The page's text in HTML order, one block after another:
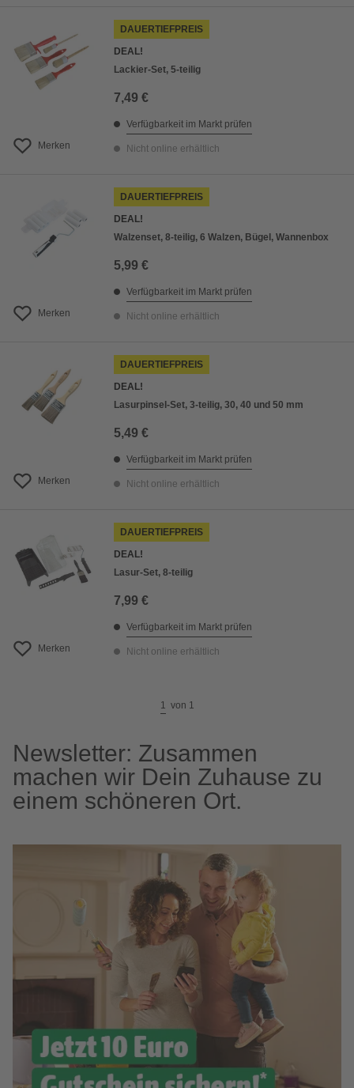
Merken
DAUERTIEFPREIS
DEAL!
Lackier-Set, 5-teilig
7,49 €
Verfügbarkeit im Markt prüfen
Nicht online erhältlich
Merken
DAUERTIEFPREIS
DEAL!
Walzenset, 8-teilig, 6 Walzen, Bügel, Wannenbox
5,99 €
Verfügbarkeit im Markt prüfen
Nicht online erhältlich
Merken
DAUERTIEFPREIS
DEAL!
Lasurpinsel-Set, 3-teilig, 30, 40 und 50 mm
5,49 €
Verfügbarkeit im Markt prüfen
Nicht online erhältlich
Merken
DAUERTIEFPREIS
DEAL!
Lasur-Set, 8-teilig
7,99 €
Verfügbarkeit im Markt prüfen
Nicht online erhältlich
1 von 1
Newsletter: Zusammen
machen wir Dein Zuhause zu
einem schöneren Ort.